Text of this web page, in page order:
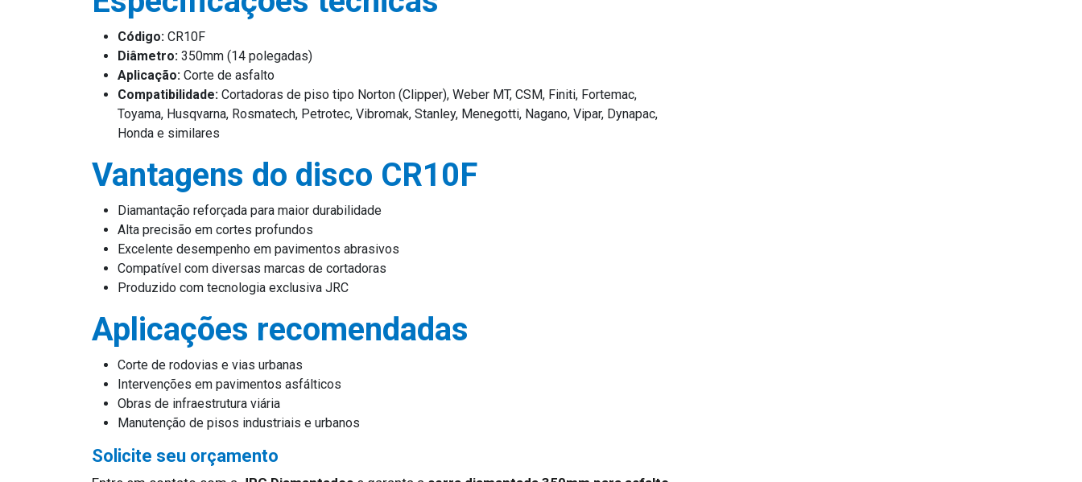
Código: CR10F
Diâmetro: 350mm (14 polegadas)
Aplicação: Corte de asfalto
Compatibilidade: Cortadoras de piso tipo Norton (Clipper), Weber MT, CSM, Finiti, Fortemac,
Toyama, Husqvarna, Rosmatech, Petrotec, Vibromak, Stanley, Menegotti, Nagano, Vipar, Dynapac,
Honda e similares
Vantagens do disco CR10F
Diamantação reforçada para maior durabilidade
Alta precisão em cortes profundos
Excelente desempenho em pavimentos abrasivos
Compatível com diversas marcas de cortadoras
Produzido com tecnologia exclusiva JRC
Aplicações recomendadas
Corte de rodovias e vias urbanas
Intervenções em pavimentos asfálticos
Obras de infraestrutura viária
Manutenção de pisos industriais e urbanos
Solicite seu orçamento